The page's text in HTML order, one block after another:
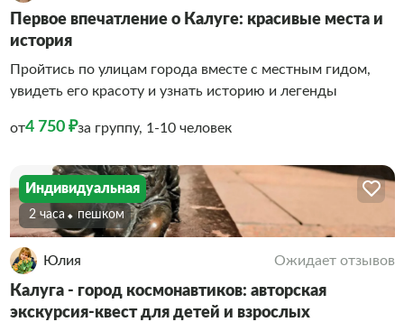
Первое впечатление о Калуге: красивые места и
история
Пройтись по улицам города вместе с местным гидом,
увидеть его красоту и узнать историю и легенды
от4 750 ₽за группу, 1-10 человек
Индивидуальная
2 часа Пешком
Юлия Ожидает отзывов
Калуга - город космонавтиков: авторская
экскурсия-квест для детей и взрослых